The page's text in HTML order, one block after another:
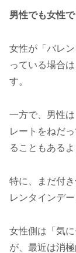
男性でも女性
女性が「バレ
っている場合
す。
一方で、男性
レートをねだ
ることもあるよ
特に、まだ付
レンタインデ
女性側は「気
が、最近は消